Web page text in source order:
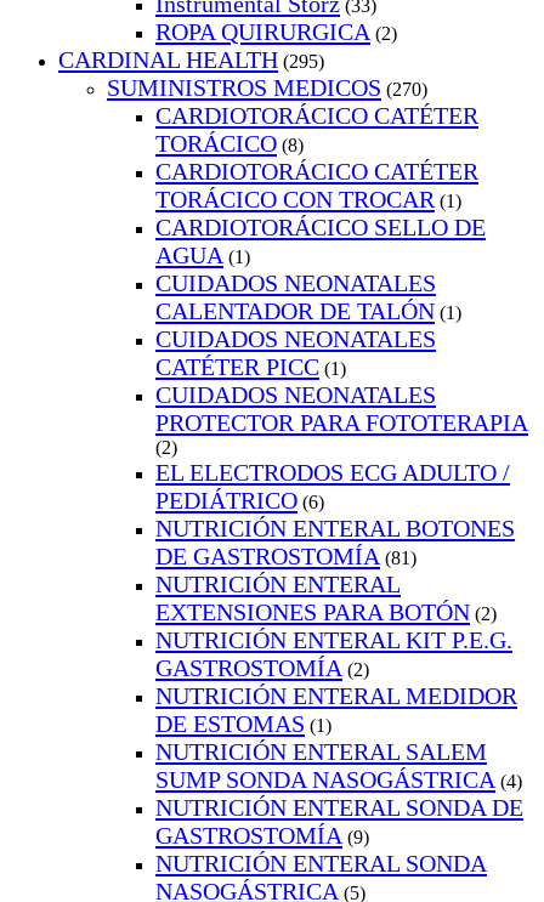
(33)
ROPA QUIRURGICA (2)
CARDINAL HEALTH (295)
SUMINISTROS MEDICOS (270)
CARDIOTORÁCICO CATÉTER
TORÁCICO (8)
CARDIOTORÁCICO CATÉTER
TORÁCICO CON TROCAR (1)
CARDIOTORÁCICO SELLO DE
AGUA (1)
CUIDADOS NEONATALES
CALENTADOR DE TALÓN (1)
CUIDADOS NEONATALES
CATÉTER PICC (1)
CUIDADOS NEONATALES
PROTECTOR PARA FOTOTERAPIA
(2)
EL ELECTRODOS ECG ADULTO /
PEDIÁTRICO (6)
NUTRICIÓN ENTERAL BOTONES
DE GASTROSTOMÍA (81)
NUTRICIÓN ENTERAL
EXTENSIONES PARA BOTÓN (2)
NUTRICIÓN ENTERAL KIT P.E.G.
GASTROSTOMÍA (2)
NUTRICIÓN ENTERAL MEDIDOR
DE ESTOMAS (1)
NUTRICIÓN ENTERAL SALEM
SUMP SONDA NASOGÁSTRICA (4)
NUTRICIÓN ENTERAL SONDA DE
GASTROSTOMÍA (9)
NUTRICIÓN ENTERAL SONDA
NASOGÁSTRICA (5)